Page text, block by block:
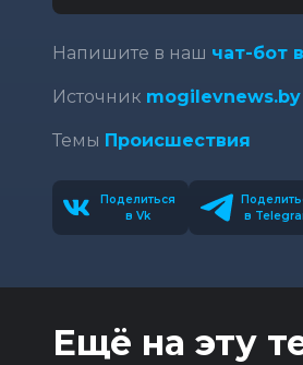
Напишите в наш чат-бот
Источник mogilevnews.by
Темы Происшествия
Поделиться
в Vk
в
Ещё на эту